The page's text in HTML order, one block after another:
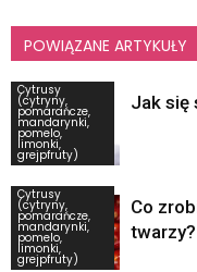
POWIĄZANE ARTYKUŁY
Cytrusy
(cytryny,
pomarańcze,
mandarynki,
pomelo,
limonki,
grejpfruty)
Jak się
Cytrusy
(cytryny,
pomarańcze,
mandarynki,
pomelo,
limonki,
grejpfruty)
Co
twarzy?